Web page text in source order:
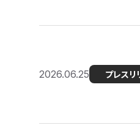
2026.06.25 プレスリ